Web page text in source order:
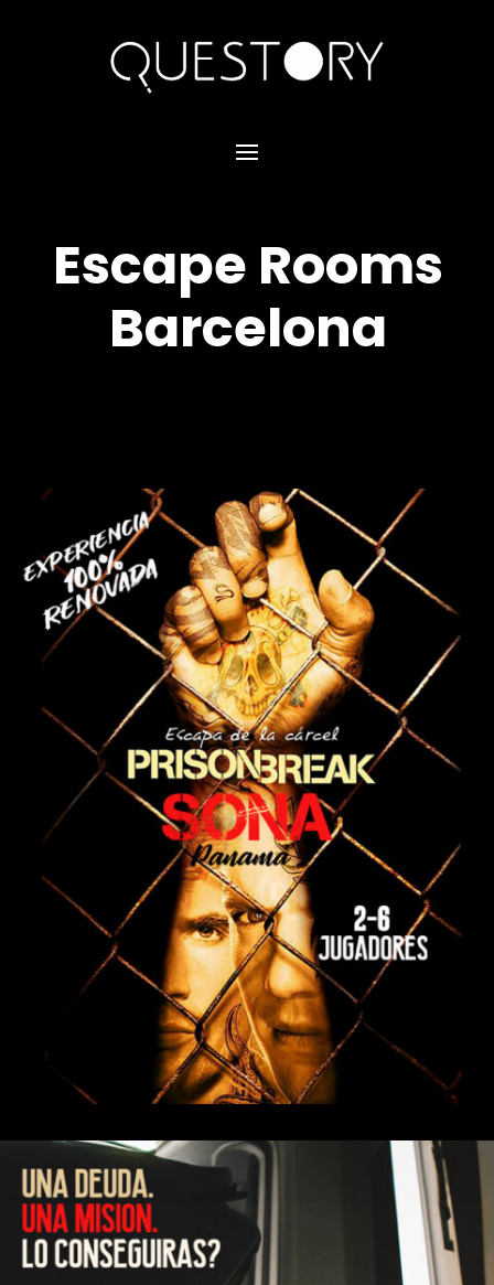
Escape Rooms
Barcelona